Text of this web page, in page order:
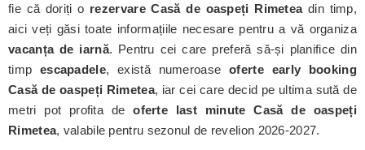
fie că doriți o rezervare Casă de oaspeți Rimeteadin timp,
aici veți găsi toate informațiile necesare pentru a vă organiza
vacanța de iarnă. Pentru cei care preferă să-și planifice din
timp escapadele, există numeroaseoferte early booking
Casă de oaspeți Rimetea, iar cei care decid pe ultima sută de
metri pot profita deoferte last minute Casă de oaspeți
Rimetea, valabile pentru sezonul de revelion 2026-2027.